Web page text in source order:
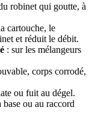
robinet qui goutte, à
cartouche, le
et réduit le débit.
: sur les mélangeurs
corps corrodé,
ou fuit au dégel.
base ou au raccord